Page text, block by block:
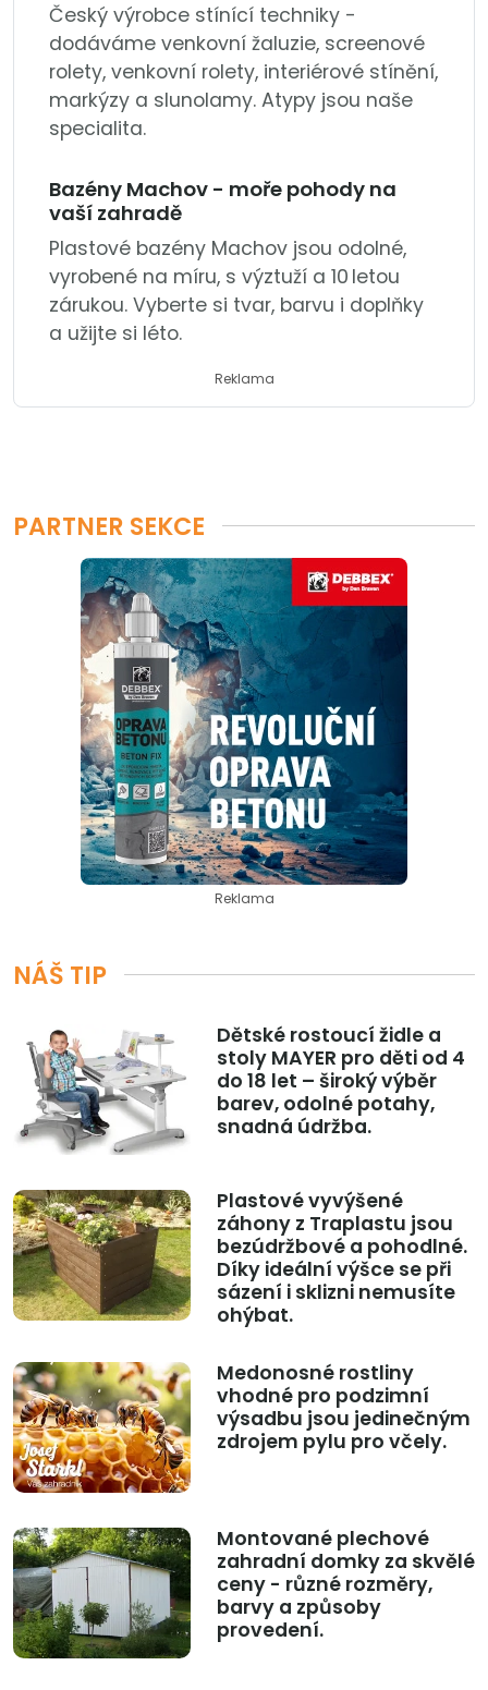
Český výrobce stínící techniky -
dodáváme venkovní žaluzie, screenové
rolety, venkovní rolety, interiérové stínění,
markýzy a slunolamy. Atypy jsou naše
specialita.
Bazény Machov - moře pohody na
vaší zahradě
Plastové bazény Machov jsou odolné,
vyrobené na míru, s výztuží a 10 letou
zárukou. Vyberte si tvar, barvu i doplňky
a užijte si léto.
Reklama
PARTNER SEKCE
Reklama
NÁŠ TIP
Dětské rostoucí židle a
stoly MAYER pro děti od 4
do 18 let – široký výběr
barev, odolné potahy,
snadná údržba.
Plastové vyvýšené
záhony z Traplastu jsou
bezúdržbové a pohodlné.
Díky ideální výšce se při
sázení i sklizni nemusíte
ohýbat.
Medonosné rostliny
vhodné pro podzimní
výsadbu jsou jedinečným
zdrojem pylu pro včely.
Montované plechové
zahradní domky za skvělé
ceny - různé rozměry,
barvy a způsoby
provedení.